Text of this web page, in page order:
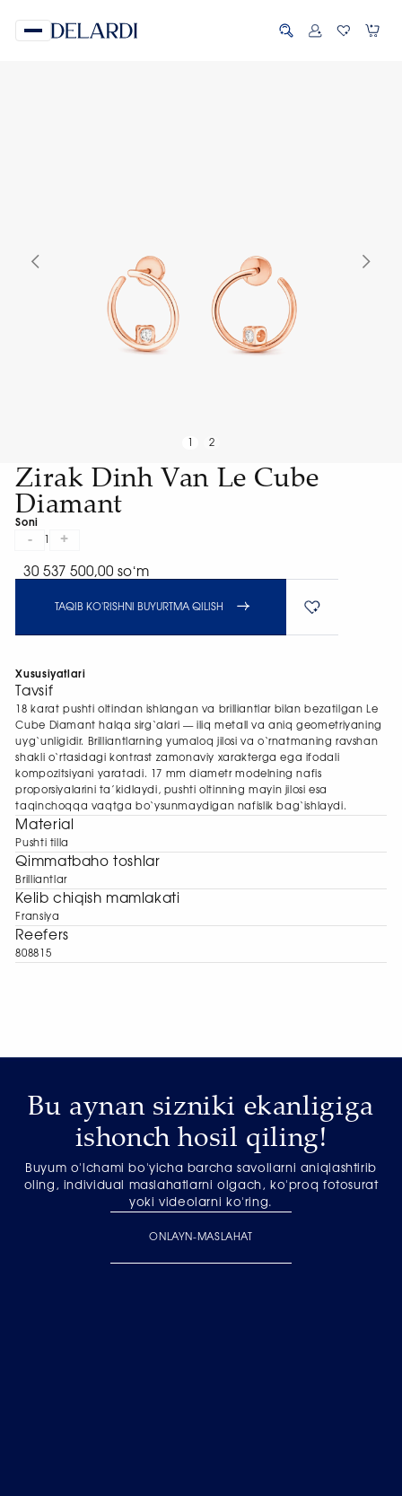
2
Zirak Dinh Van Le Cube
Diamant
Soni
- +
30 537 500,00 soʻm
TAQIB KO'RISHNI BUYURTMA QILISH
Xususiyatlari
Tavsif
18 karat pushti oltindan ishlangan va brilliantlar bilan bezatilgan Le
Cube Diamant halqa sirg‘alari — iliq metall va aniq geometriyaning
uyg‘unligidir. Brilliantlarning yumaloq jilosi va o‘rnatmaning ravshan
shakli o‘rtasidagi kontrast zamonaviy xarakterga ega ifodali
kompozitsiyani yaratadi. 17 mm diametr modelning nafis
proporsiyalarini ta’kidlaydi, pushti oltinning mayin jilosi esa
taqinchoqqa vaqtga bo‘ysunmaydigan nafislik bag‘ishlaydi.
Material
Pushti tilla
Qimmatbaho toshlar
Brilliantlar
Kelib chiqish mamlakati
Fransiya
Reefers
808815
Bu aynan sizniki ekanligiga
ishonch hosil qiling!
Buyum o'lchami bo'yicha barcha savollarni aniqlashtirib
oling, individual maslahatlarni olgach, ko'proq fotosurat
yoki videolarni ko'ring.
ONLAYN-MASLAHAT